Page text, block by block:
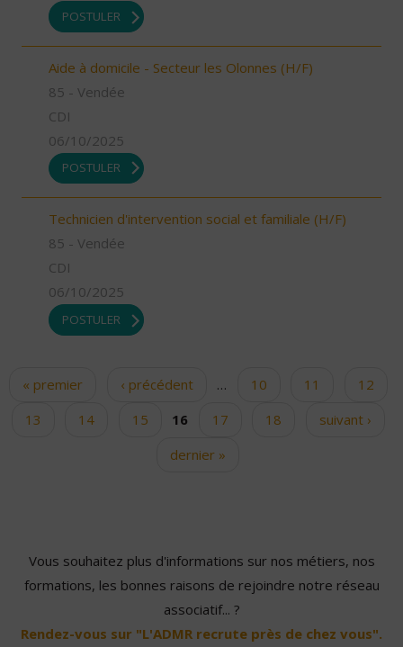
POSTULER
Aide à domicile - Secteur les Olonnes (H/F)
85 - Vendée
CDI
06/10/2025
POSTULER
Technicien d'intervention social et familiale (H/F)
85 - Vendée
CDI
06/10/2025
POSTULER
Pages
« premier ‹ précédent … 10 11
12
13
14 15 16 17 18
suivant ›
dernier »
Vous souhaitez plus d'informations sur nos métiers, nos
formations, les bonnes raisons de rejoindre notre réseau
associatif... ?
Rendez-vous sur "L'ADMR recrute près de chez vous".